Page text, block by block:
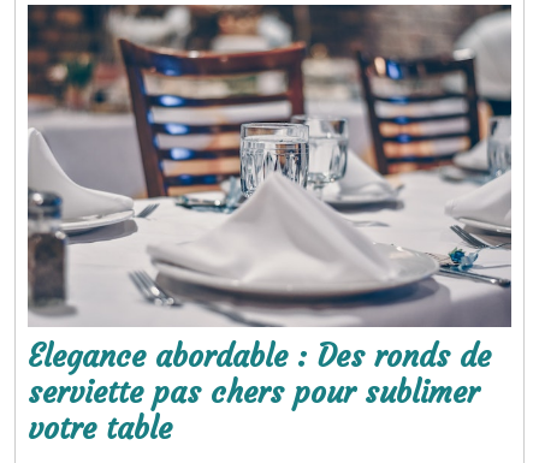
Elegance abordable : Des ronds de
serviette pas chers pour sublimer
votre tableElegance